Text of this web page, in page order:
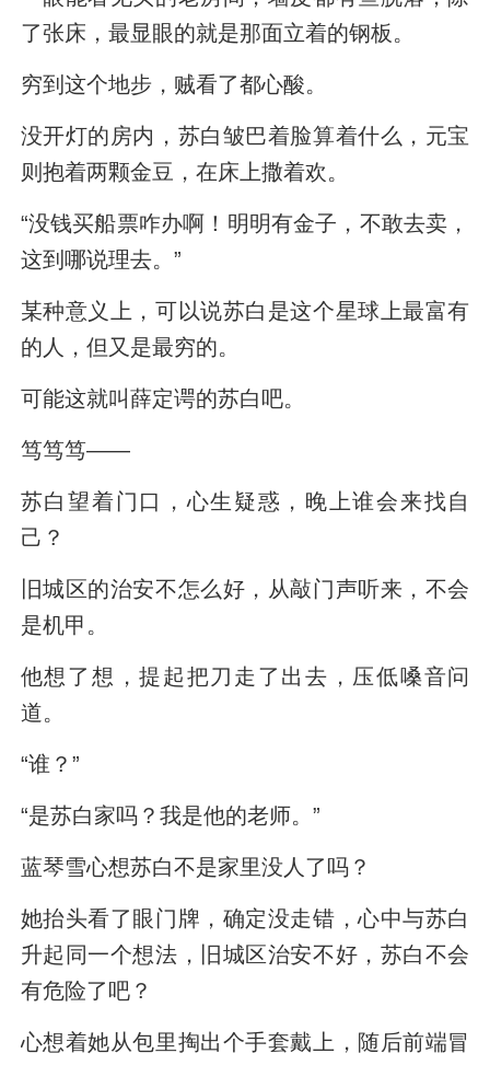
了张床，最显眼的就是那面立着的钢板。
穷到这个地步，贼看了都心酸。
没开灯的房内，苏白皱巴着脸算着什么，元宝
则抱着两颗金豆，在床上撒着欢。
“没钱买船票咋办啊！明明有金子，不敢去卖，
这到哪说理去。”
某种意义上，可以说苏白是这个星球上最富有
的人，但又是最穷的。
可能这就叫薛定谔的苏白吧。
笃笃笃——
苏白望着门口，心生疑惑，晚上谁会来找自
己？
旧城区的治安不怎么好，从敲门声听来，不会
是机甲。
他想了想，提起把刀走了出去，压低嗓音问
道。
“谁？”
“是苏白家吗？我是他的老师。”
蓝琴雪心想苏白不是家里没人了吗？
她抬头看了眼门牌，确定没走错，心中与苏白
升起同一个想法，旧城区治安不好，苏白不会
有危险了吧？
心想着她从包里掏出个手套戴上，随后前端冒